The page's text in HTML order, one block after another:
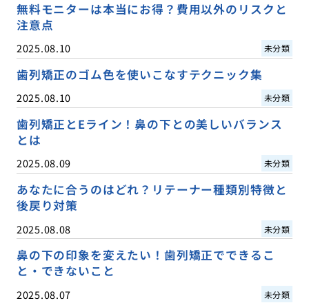
無料モニターは本当にお得？費用以外のリスクと
注意点
2025.08.10 未分類
歯列矯正のゴム色を使いこなすテクニック集
2025.08.10 未分類
歯列矯正とEライン！鼻の下との美しいバランス
とは
2025.08.09 未分類
あなたに合うのはどれ？リテーナー種類別特徴と
後戻り対策
2025.08.08 未分類
鼻の下の印象を変えたい！歯列矯正でできるこ
と・できないこと
2025.08.07 未分類